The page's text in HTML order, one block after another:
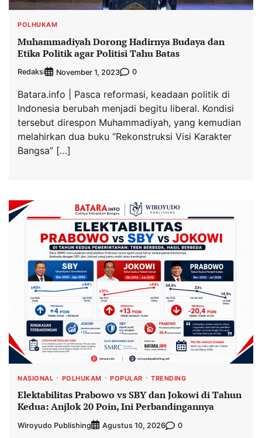
POLHUKAM
Muhammadiyah Dorong Hadirnya Budaya dan
Etika Politik agar Politisi Tahu Batas
Redaksi November 1, 2023 0
Batara.info | Pasca reformasi, keadaan politik di
Indonesia berubah menjadi begitu liberal. Kondisi
tersebut direspon Muhammadiyah, yang kemudian
melahirkan dua buku “Rekonstruksi Visi Karakter
Bangsa” […]
NASIONAL POLHUKAM POPULAR TRENDING
Elektabilitas Prabowo vs SBY dan Jokowi di Tahun
Kedua: Anjlok 20 Poin, Ini Perbandingannya
Wiroyudo Publishing Agustus 10, 2026 0